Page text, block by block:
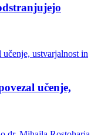
učenje,